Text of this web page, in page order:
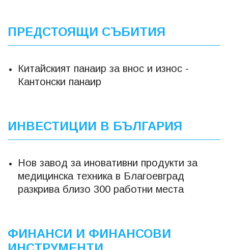
ПРЕДСТОЯЩИ СЪБИТИЯ
Китайският панаир за внос и износ -
Кантонски панаир
ИНВЕСТИЦИИ В БЪЛГАРИЯ
Нов завод за иновативни продукти за
медицинска техника в Благоевград
разкрива близо 300 работни места
ФИНАНСИ И ФИНАНСОВИ